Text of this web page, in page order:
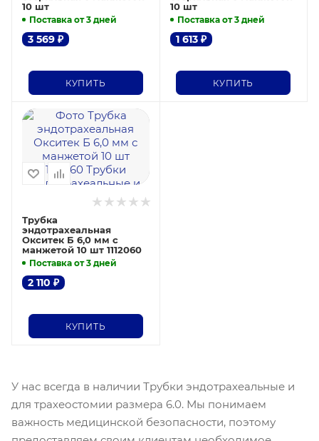
10 шт
Поставка от 3 дней
3 569 ₽
КУПИТЬ
10 шт
Поставка от 3 дней
1 613₽
КУПИТЬ
Трубка
эндотрахеальная
Окситек Б 6,0 мм с
манжетой 10 шт 1112060
Поставка от 3 дней
2 110 ₽
КУПИТЬ
У нас всегда в наличии Трубки эндотрахеальные и
для трахеостомии размера 6.0. Мы понимаем
важность медицинской безопасности, поэтому